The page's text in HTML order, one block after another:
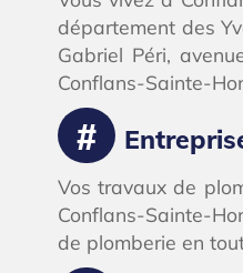
département des
Gabriel Péri,
Conflans-Sainte-
Vos travaux de
Conflans-Sainte-
de plomberie en